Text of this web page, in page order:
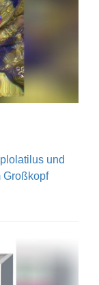
und
Großkopf